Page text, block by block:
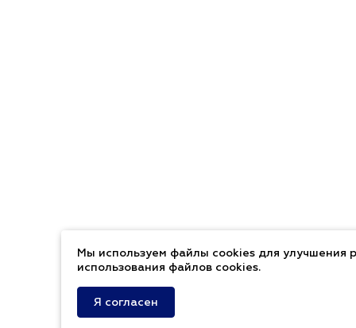
Мы используем файлы cookies для улучшения
использования файлов cookies.
Я согласен